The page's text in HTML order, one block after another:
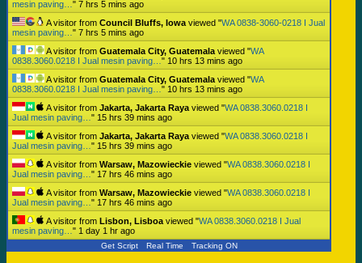
mesin paving… " 7 hrs 5 mins ago
A visitor from Council Bluffs, Iowa viewed "WA 0838-3060-0218 I Jual
mesin paving… " 7 hrs 5 mins ago
A visitor from Guatemala City, Guatemala viewed "WA
0838.3060.0218 I Jual mesin paving… " 10 hrs 13 mins ago
A visitor from Guatemala City, Guatemala viewed "WA
0838.3060.0218 I Jual mesin paving… " 10 hrs 13 mins ago
A visitor from Jakarta, Jakarta Raya viewed "WA 0838.3060.0218 I
Jual mesin paving… " 15 hrs 39 mins ago
A visitor from Jakarta, Jakarta Raya viewed "WA 0838.3060.0218 I
Jual mesin paving… " 15 hrs 39 mins ago
A visitor from Warsaw, Mazowieckie viewed "WA 0838.3060.0218 I
Jual mesin paving… " 17 hrs 46 mins ago
A visitor from Warsaw, Mazowieckie viewed "WA 0838.3060.0218 I
Jual mesin paving… " 17 hrs 46 mins ago
A visitor from Lisbon, Lisboa viewed "WA 0838.3060.0218 I Jual
mesin paving… " 1 day 1 hr ago
Get Script Real Time Tracking ON